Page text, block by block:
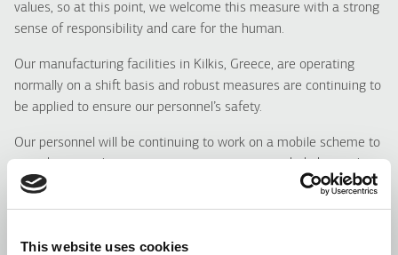
This website uses cookies
values, so at this point, we welcome this measure with a strong
sense of responsibility and care for the human.
Our manufacturing facilities in Kilkis, Greece, are operating
normally on a shift basis and robust measures are continuing to
be applied to ensure our personnel’s safety.
Our personnel will be continuing to work on a mobile scheme to
standard working hours as normal.
to high standard services under any circumstances. We remain